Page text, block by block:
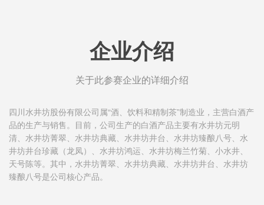
企业介绍
关于此参赛企业的详细介绍
四川水井坊股份有限公司属“酒、饮料和精制茶”制造业，主营白酒产
品的生产与销售。目前，公司生产的白酒产品主要有水井坊元明
清、水井坊菁翠、水井坊典藏、水井坊井台、水井坊臻酿八号、水
井坊井台珍藏（龙凤）、水井坊鸿运、水井坊梅兰竹菊、小水井、
天号陈等。其中，水井坊菁翠、水井坊典藏、水井坊井台、水井坊
臻酿八号是公司核心产品。